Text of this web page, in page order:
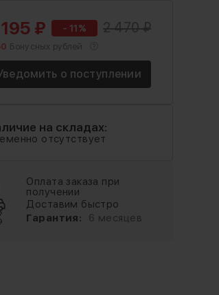
₽ - 11% 2 470₽
Бонусных рублей
о поступлении
на складах:
отсутствует
Оплата заказа при
получении
Доставим быстро
Гарантия:
6 месяцев